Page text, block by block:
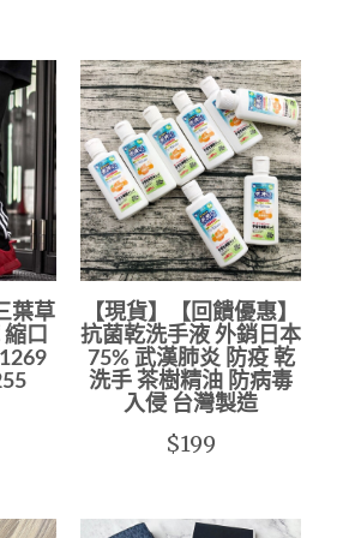
葉草
口
【現貨】【回饋優惠】
抗菌乾洗手液 外銷日本
75% 武漢肺炎 防疫 乾
洗手 茶樹精油 防病毒
入侵 台灣製造
$199